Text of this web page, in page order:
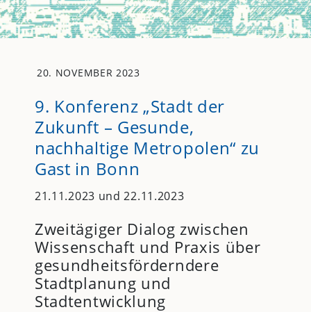
20. NOVEMBER 2023
9. Konferenz „Stadt der
Zukunft – Gesunde,
nachhaltige Metropolen“ zu
Gast in Bonn
21.11.2023 und 22.11.2023
Zweitägiger Dialog zwischen
Wissenschaft und Praxis über
gesundheitsförderndere
Stadtplanung und
Stadtentwicklung